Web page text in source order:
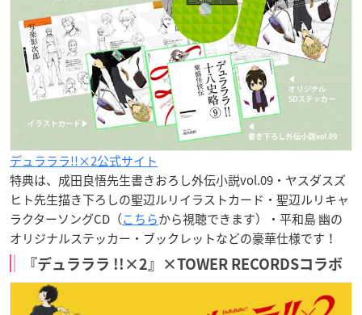
デュラララ!!×2公式サイト
特典は、成田良悟先生書きおろし外伝小説vol.09・ヤスダスズ
ヒト先生描き下ろしの聖辺ルリイラストカード・聖辺ルリキャ
ラクターソングCD（こちらから視聴できます）・平和島 幽の
オリジナルステッカー・ブックレットなどの豪華仕様です！
『デュラララ !!×2』×TOWER RECORDSコラボ